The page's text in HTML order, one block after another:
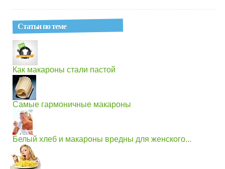
Статьи по теме
Как макароны стали пастой
Самые гармоничные макароны
Белый хлеб и макароны вредны для женского...